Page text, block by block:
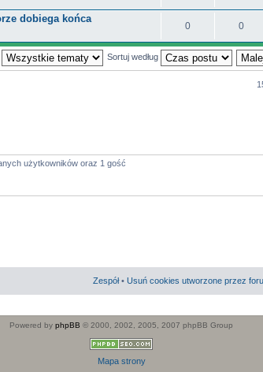
dobiega końca
0 0
Sortuj według
użytkowników oraz 1 gość
Zespół• Usuń cookies utworzone przez
Powered by phpBB © 2000, 2002, 2005, 2007 phpBB Group
Mapa strony